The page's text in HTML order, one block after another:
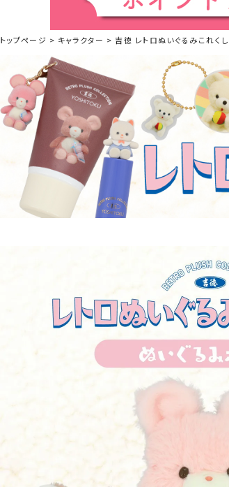
トップページ キャラクター 吉徳 レトロぬいぐるみこれ